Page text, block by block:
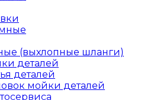
(выхлопные шланги)
деталей
деталей
мойки деталей